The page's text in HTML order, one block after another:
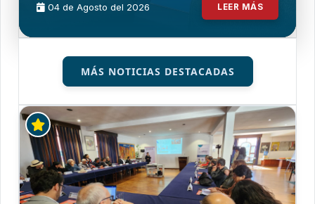
04 de Agosto del 2026 LEER MÁS
MÁS NOTICIAS DESTACADAS